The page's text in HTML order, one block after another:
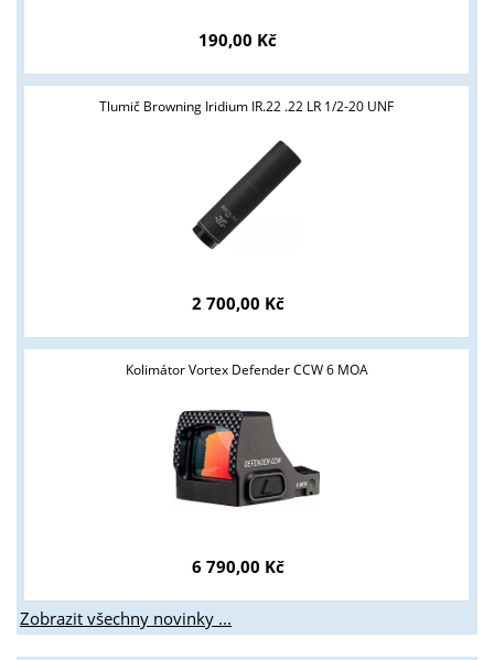
190,00 Kč
Tlumič Browning Iridium IR.22 .22 LR 1/2-20 UNF
2 700,00 Kč
Kolimátor Vortex Defender CCW 6 MOA
6 790,00 Kč
Zobrazit všechny novinky ...
Tyto stránky jsou určeny pouze odborné veřejnosti od 18 let a
podnikatelům v oblasti zbraně a střelivo. Splňujete tyto
podmínky?
ANO